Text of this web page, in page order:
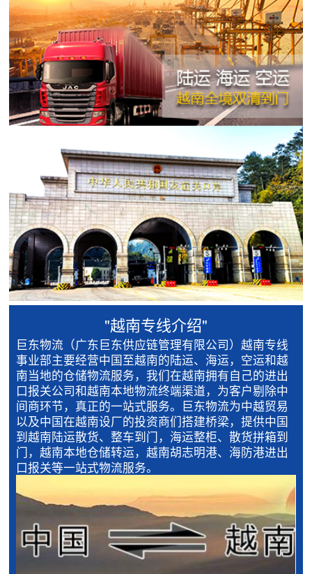
"越南专线介绍"
巨东物流（广东巨东供应链管理有限公司）越南专线
事业部主要经营中国至越南的陆运、海运，空运和越
南当地的仓储物流服务，我们在越南拥有自己的进出
口报关公司和越南本地物流终端渠道，为客户剔除中
间商环节，真正的一站式服务。巨东物流为中越贸易
以及中国在越南设厂的投资商们搭建桥梁，提供中国
到越南陆运散货、整车到门，海运整柜、散货拼箱到
门，越南本地仓储转运，越南胡志明港、海防港进出
口报关等一站式物流服务。